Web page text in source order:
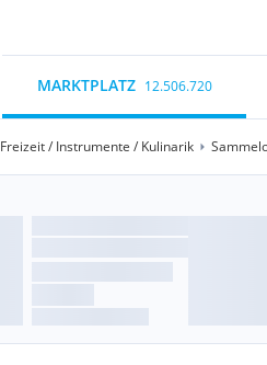
MARKTPLATZ 12.506.720
Freizeit / Instrumente / Kulinarik